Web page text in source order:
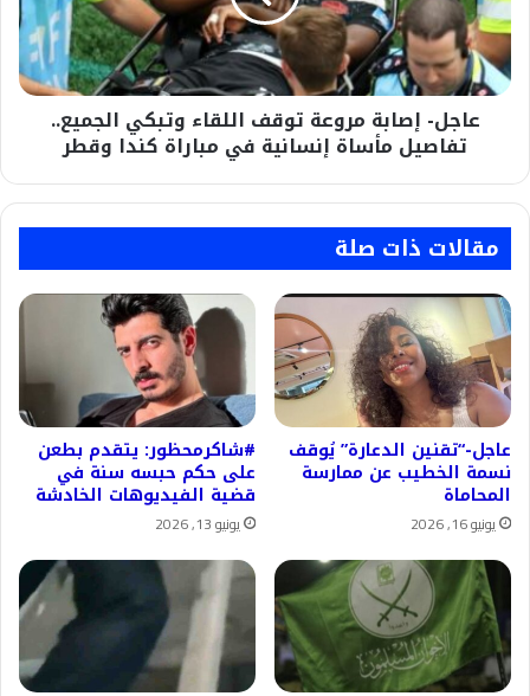
وتبكي
الجميع..
تفاصيل
مأساة
إنسانية
كندا
عاجل- إصابة مروعة توقف اللقاء وتبكي الجميع..
تفاصيل مأساة إنسانية في مباراة كندا وقطر
مقالات ذات صلة
عاجل-“تقنين الدعارة” يُوقف
نسمة الخطيب عن ممارسة
المحاماة
يونيو 16, 2026
#شاكرمحظور: يتقدم بطعن
على حكم حبسه سنة في
قضية الفيديوهات الخادشة
يونيو 13, 2026